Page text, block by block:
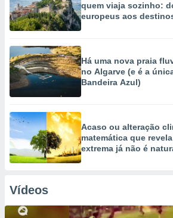
quem viaja sozinho:
europeus aos
Há uma nova praia
no Algarve (e é a
Bandeira Azul)
Acaso ou alteração
matemática que
extrema já não é
Vídeos